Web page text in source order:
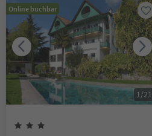
Online buchbar
1/21